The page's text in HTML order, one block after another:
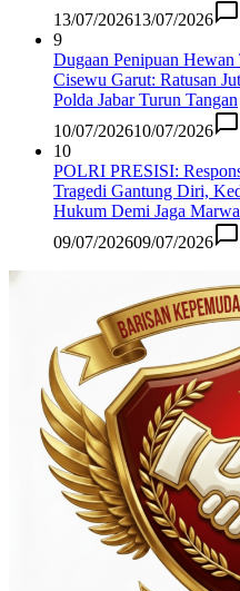
13/07/202613/07/2026
9
Dugaan Penipuan
Cisewu Garut: Ratusan
Polda Jabar Turun Tangan
10/07/202610/07/2026
10
POLRI PRESISI:
Tragedi Gantung Diri,
Hukum Demi Jaga
09/07/202609/07/2026